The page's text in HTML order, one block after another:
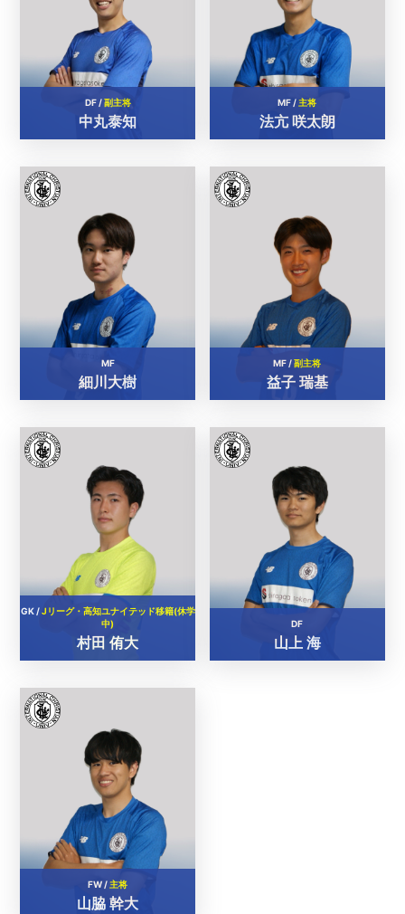
DF /副主将
中丸泰知
MF /主将
法亢 咲太朗
MF
細川大樹
MF /副主将
益子 瑞基
GK /Jリーグ・高知ユナイテッド移籍(休学
中)
村田 侑大
DF
山上 海
FW /主将
山脇 幹大